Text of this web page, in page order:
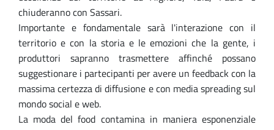
chiuderanno con Sassari.
Importante e fondamentale sarà l'interazione con il
territorio e con la storia e le emozioni che la gente, i
produttori sapranno trasmettere affinché possano
suggestionare i partecipanti per avere un feedback con la
massima certezza di diffusione e con media spreading sul
mondo social e web.
La moda del food contamina in maniera esponenziale